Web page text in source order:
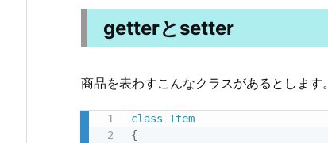
getterとsetter
商品を表わすこんなクラスがあるとします。
class
Item
{